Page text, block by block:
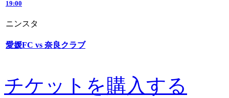
19:00
ニンスタ
愛媛FC vs 奈良クラブ
チケットを購入する